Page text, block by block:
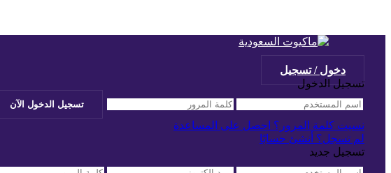
دخول / تسجيل
تسجيل الدخول
نسيت كلمة المرور؟ احصل على المساعدة
لم تسجل؟ أنشئ حسابًا
تسجيل جديد